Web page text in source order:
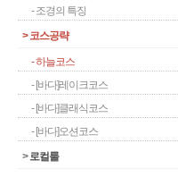
- 조경의 특징
>코스공략
- 하늘코스
- [바다]레이크코스
- [바다]클래식코스
- [바다]오션코스
>로컬룰